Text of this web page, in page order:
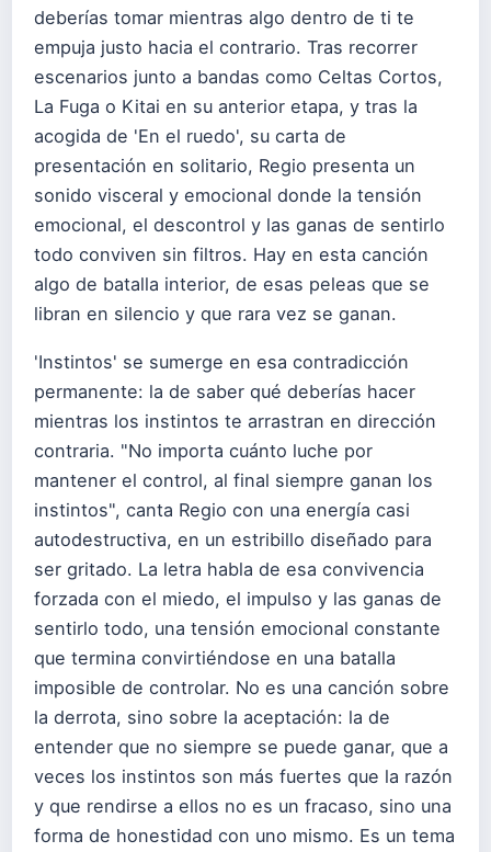
deberías tomar mientras algo dentro de ti te
empuja justo hacia el contrario. Tras recorrer
escenarios junto a bandas como Celtas Cortos,
La Fuga o Kitai en su anterior etapa, y tras la
acogida de 'En el ruedo', su carta de
presentación en solitario, Regio presenta un
sonido visceral y emocional donde la tensión
emocional, el descontrol y las ganas de sentirlo
todo conviven sin filtros. Hay en esta canción
algo de batalla interior, de esas peleas que se
libran en silencio y que rara vez se ganan.
'Instintos' se sumerge en esa contradicción
permanente: la de saber qué deberías hacer
mientras los instintos te arrastran en dirección
contraria. "No importa cuánto luche por
mantener el control, al final siempre ganan los
instintos", canta Regio con una energía casi
autodestructiva, en un estribillo diseñado para
ser gritado. La letra habla de esa convivencia
forzada con el miedo, el impulso y las ganas de
sentirlo todo, una tensión emocional constante
que termina convirtiéndose en una batalla
imposible de controlar. No es una canción sobre
la derrota, sino sobre la aceptación: la de
entender que no siempre se puede ganar, que a
veces los instintos son más fuertes que la razón
y que rendirse a ellos no es un fracaso, sino una
forma de honestidad con uno mismo. Es un tema